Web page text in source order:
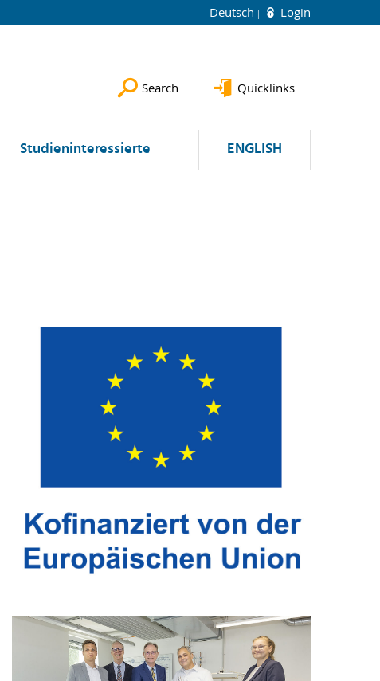
Deutsch Login
Search Quicklinks
Studieninteressierte ENGLISH